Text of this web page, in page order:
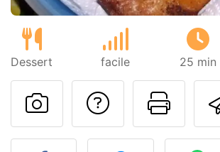
Dessert facile 25 min
Poser
Publier votre